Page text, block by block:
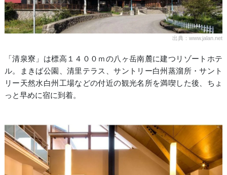
出典：www.jalan.net
「清泉寮」は標高１４００ｍの八ヶ岳南麓に建つリゾートホテ
ル。まきば公園、清里テラス、サントリー白州蒸溜所・サント
リー天然水白州工場などの付近の観光名所を満喫した後、ちょ
っと早めに宿に到着。